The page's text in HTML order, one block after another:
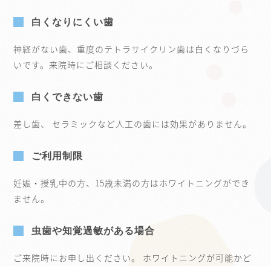
白くなりにくい歯
神経がない歯、重度のテトラサイクリン歯は白くなりづら
いです。来院時にご相談ください。
白くできない歯
差し歯、 セラミックなど人工の歯には効果がありません。
ご利用制限
妊娠・授乳中の方、15歳未満の方はホワイトニングができ
ません。
虫歯や知覚過敏がある場合
ご来院時にお申し出ください。 ホワイトニングが可能かど